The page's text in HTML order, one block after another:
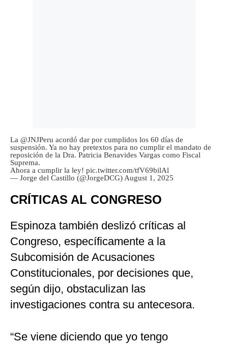
La @JNJPeru acordó dar por cumplidos los 60 días de
suspensión. Ya no hay pretextos para no cumplir el mandato de
reposición de la Dra. Patricia Benavides Vargas como Fiscal
Suprema.
Ahora a cumplir la ley! pic.twitter.com/tfV69bilAl
— Jorge del Castillo (@JorgeDCG)August 1, 2025
CRÍTICAS AL CONGRESO
Espinoza también deslizó críticas al
Congreso, específicamente a la
Subcomisión de Acusaciones
Constitucionales, por decisiones que,
según dijo, obstaculizan las
investigaciones contra su antecesora.
“Se viene diciendo que yo tengo